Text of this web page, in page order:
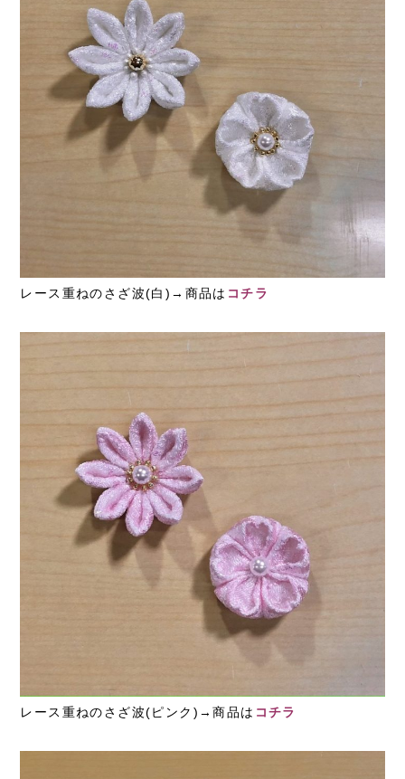
レース重ねのさざ波(白)→商品は コチラ
レース重ねのさざ波(ピンク)→商品は コチラ